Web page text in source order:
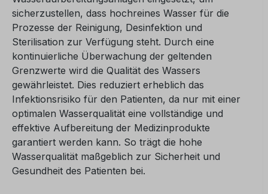
sicherzustellen, dass hochreines Wasser für die
Prozesse der Reinigung, Desinfektion und
Sterilisation zur Verfügung steht. Durch eine
kontinuierliche Überwachung der geltenden
Grenzwerte wird die Qualität des Wassers
gewährleistet. Dies reduziert erheblich das
Infektionsrisiko für den Patienten, da nur mit einer
optimalen Wasserqualität eine vollständige und
effektive Aufbereitung der Medizinprodukte
garantiert werden kann. So trägt die hohe
Wasserqualität maßgeblich zur Sicherheit und
Gesundheit des Patienten bei.